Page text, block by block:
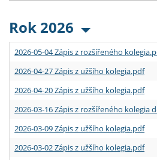
Rok 2026
2026-05-04 Zápis z rozšířeného
2026-04-27 Zápis z užšího kolegia.pdf
2026-04-20 Zápis z užšího kolegia.pdf
2026-03-16 Zápis z rozšířeného kolegia
2026-03-09 Zápis z užšího kolegia.pdf
2026-03-02 Zápis z užšího kolegia.pdf